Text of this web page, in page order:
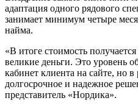
адаптация одного рядового
занимает минимум четыре
найма.
«В итоге стоимость
великие деньги. Это уровень
кабинет клиента на сайте, но
долгосрочное и надежное
представитель «Нордика».